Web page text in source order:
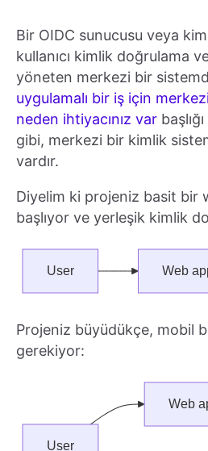
Bir OIDC sunucusu veya
kullanıcı kimlik doğrulama
yöneten merkezi bir
uygulamalı bir iş için
neden ihtiyacınız var
gibi, merkezi bir kimlik
vardır.
Diyelim ki projeniz basit bir
başlıyor ve yerleşik kimlik
Projeniz büyüdükçe, mobil
gerekiyor: